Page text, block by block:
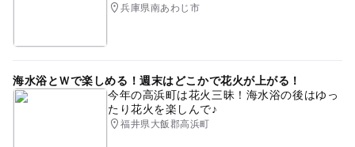
兵庫県南あわじ市
海水浴とＷで楽しめる！週末はどこかで花火が上がる！
今年の高浜町は花火三昧！海水浴の後はゆっ
たり花火を楽しんで♪
福井県大飯郡高浜町